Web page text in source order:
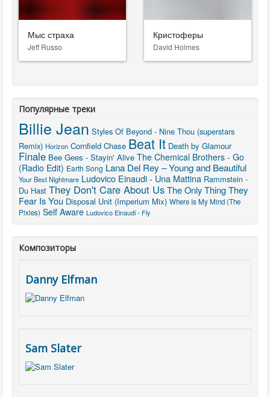
Мыс страха
Jeff Russo
Кристоферы
David Holmes
Популярные треки
Billie Jean Styles Of Beyond - Nine Thou (superstars
Remix) Horizon Cornfield Chase Beat It Death by Glamour
Finale Bee Gees - Stayin' Alive The Chemical Brothers - Go
(Radio Edit) Earth Song Lana Del Rey – Young and Beautiful
Your Best Nightmare Ludovico Einaudi - Una Mattina Rammstein -
Du Hast They Don't Care About UsThe Only Thing They
Fear Is You Disposal Unit (Imperium Mix) Where Is My Mind (The
Pixies) Self Aware Ludovico Einaudi - Fly
Композиторы
Danny Elfman
Sam Slater